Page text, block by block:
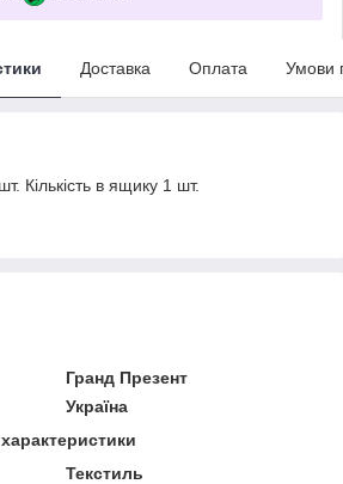
Доставка Оплата Умови
Кількість в ящику 1 шт.
Гранд Презент
Україна
Текстиль